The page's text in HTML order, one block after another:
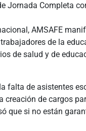
Jornada Completa
AMSAFE
de la
de salud y de
falta de asistentes
creación de cargos
que si no están